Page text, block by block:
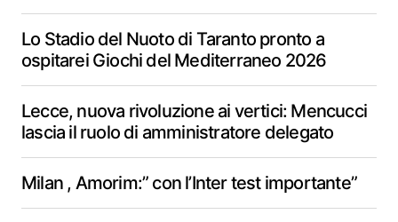
Lo Stadio del Nuoto di Taranto pronto a
ospitarei Giochi del Mediterraneo 2026
Lecce, nuova rivoluzione ai vertici: Mencucci
lascia il ruolo di amministratore delegato
Milan , Amorim:” con l’Inter test importante”